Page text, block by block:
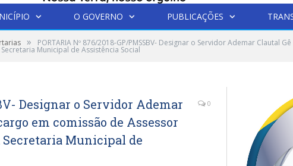
O GOVERNO PUBLICAÇÕES
» PORTARIA Nº 876/2018-GP/PMSSBV- Designar o Servidor Ademar Clautal
Municipal de Assistência Social
Designar o Servidor Ademar
em comissão de Assessor
Municipal de
0